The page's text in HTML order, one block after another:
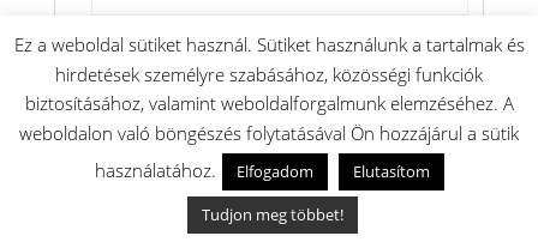
BOSCH HEA510BR2/49 sütő
BOSCH HEA513BR2/49 sütő
HHF313BR0B/01 tűzhely
HHF113BR0B/01
Ez a weboldal sütiket használ. Sütiket használunk a tartalmak és
hirdetések személyre szabásához, közösségi funkciók
biztosításához, valamint weboldalforgalmunk elemzéséhez. A
weboldalon való böngészés folytatásával Ön hozzájárul a sütik
használatához.
Elfogadom
Elutasítom
Tudjon meg többet!